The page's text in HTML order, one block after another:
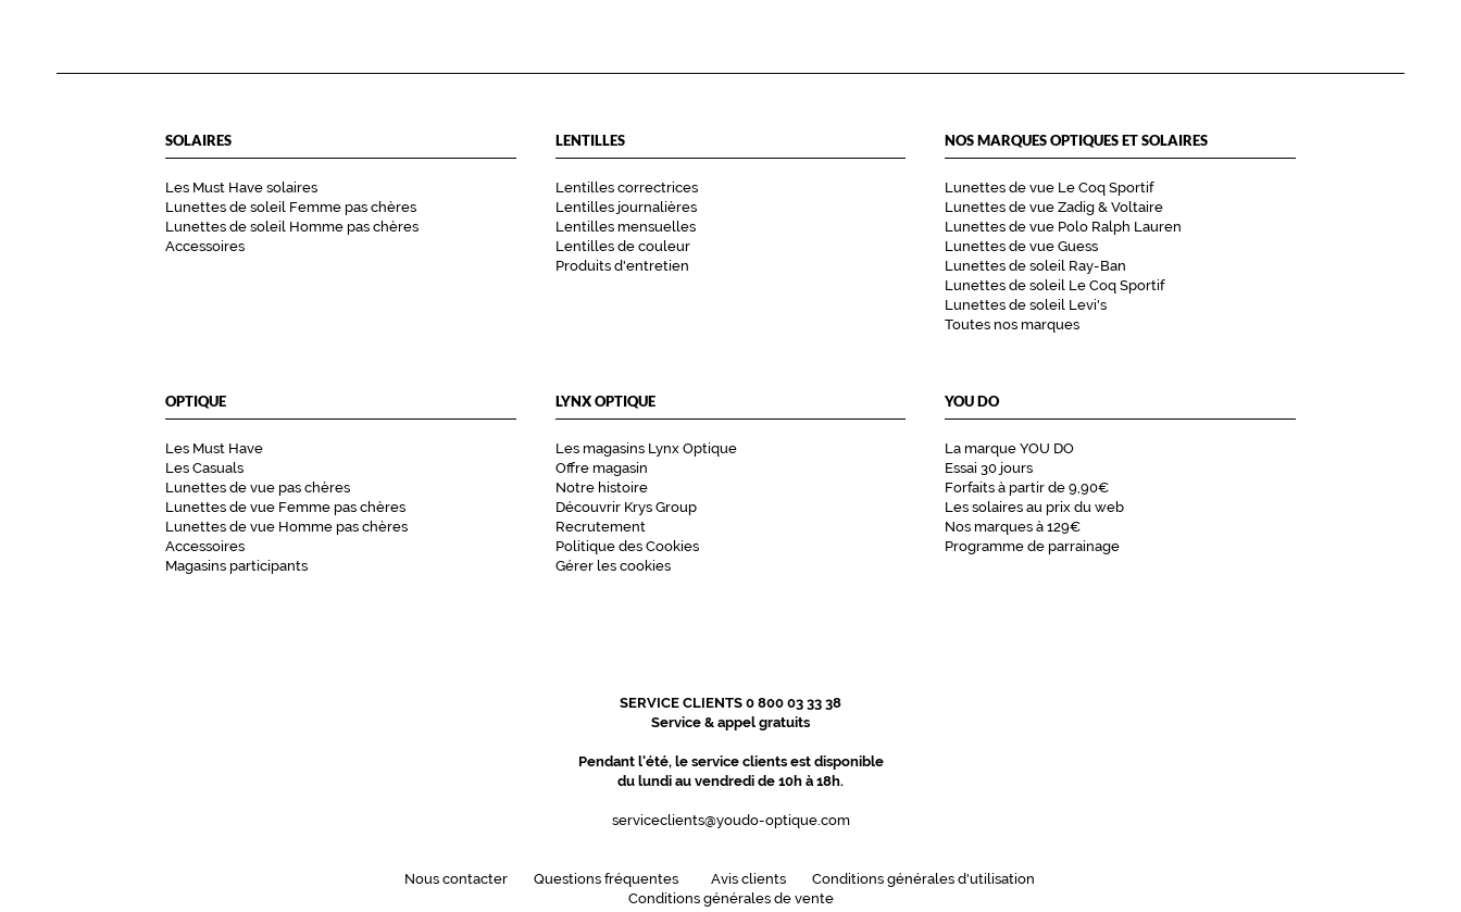
SOLAIRES
Les Must Have solaires
Lunettes de soleil Femme pas chères
Lunettes de soleil Homme pas chères
Accessoires
LENTILLES
Lentilles correctrices
Lentilles journalières
Lentilles mensuelles
Lentilles de couleur
Produits d'entretien
NOS MARQUES OPTIQUES ET SOLAIRES
Lunettes de vue Le Coq Sportif
Lunettes de vue Zadig & Voltaire
Lunettes de vue Polo Ralph Lauren
Lunettes de vue Guess
Lunettes de soleil Ray-Ban
Lunettes de soleil Le Coq Sportif
Lunettes de soleil Levi's
Toutes nos marques
OPTIQUE
Les Must Have
Les Casuals
Lunettes de vue pas chères
Lunettes de vue Femme pas chères
Lunettes de vue Homme pas chères
Accessoires
Magasins participants
LYNX OPTIQUE
Les magasins Lynx Optique
Offre magasin
Notre histoire
Découvrir Krys Group
Recrutement
Politique des Cookies
Gérer les cookies
YOU DO
La marque YOU DO
Essai 30 jours
Forfaits à partir de 9,90€
Les solaires au prix du web
Nos marques à 129€
Programme de parrainage
SERVICE CLIENTS 0 800 03 33 38
Service & appel gratuits
Pendant l'été, le service clients est disponible
du lundi au vendredi de 10h à 18h.
serviceclients@youdo-optique.com
Nous contacter Questions fréquentes Avis clients
Conditions générales d'utilisation
Conditions générales de vente